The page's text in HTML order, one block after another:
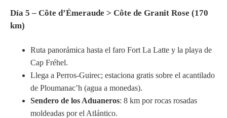
Día 5 – Côte d’Émeraude > Côte de Granit Rose (170
km)
Ruta panorámica hasta el faro Fort La Latte y la playa de
Cap Fréhel.
Llega a Perros-Guirec; estaciona gratis sobre el acantilado
de Ploumanac’h (agua a monedas).
Sendero de los Aduaneros: 8 km por rocas rosadas
moldeadas por el Atlántico.